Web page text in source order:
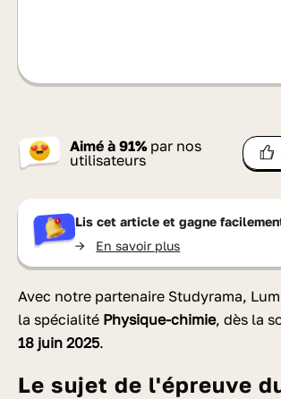
Aimé à91% par nos
utilisateurs
Lis cet article et gagne
-> En savoir plus
Avec notre partenaire Studyrama,
la spécialité Physique-chimie, dès la
18 juin 2025.
Le sujet de l'épreuve